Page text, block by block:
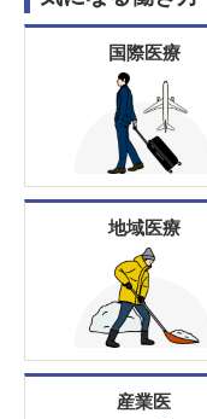
国際医療
地域医療
産業医